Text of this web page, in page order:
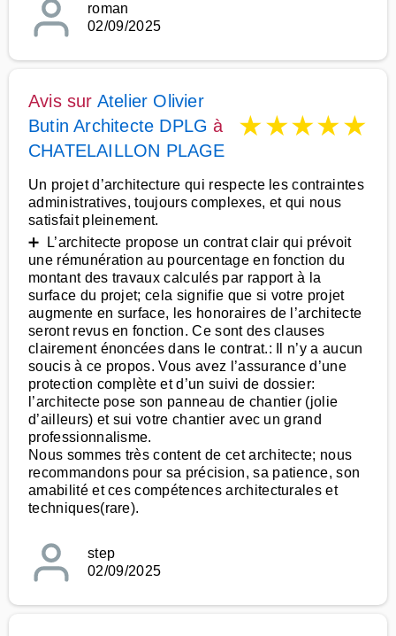
roman
02/09/2025
Avis sur Atelier Olivier
Butin Architecte DPLG à
CHATELAILLON PLAGE
★★★★★
Un projet d’architecture qui respecte les contraintes
administratives, toujours complexes, et qui nous
satisfait pleinement.
➕ L’architecte propose un contrat clair qui prévoit
une rémunération au pourcentage en fonction du
montant des travaux calculés par rapport à la
surface du projet; cela signifie que si votre projet
augmente en surface, les honoraires de l’architecte
seront revus en fonction. Ce sont des clauses
clairement énoncées dans le contrat.: Il n’y a aucun
soucis à ce propos. Vous avez l’assurance d’une
protection complète et d’un suivi de dossier:
l’architecte pose son panneau de chantier (jolie
d’ailleurs) et sui votre chantier avec un grand
professionnalisme.
Nous sommes très content de cet architecte; nous
recommandons pour sa précision, sa patience, son
amabilité et ces compétences architecturales et
techniques(rare).
step
02/09/2025